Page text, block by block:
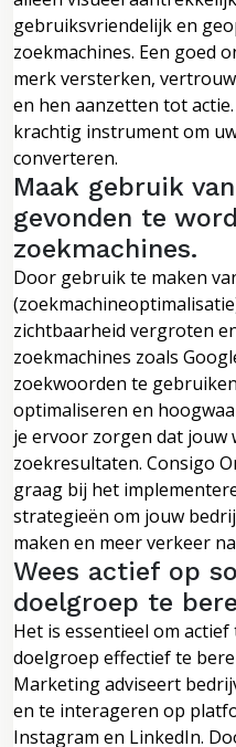
gebruiksvriendelijk en
zoekmachines. Een goed
merk versterken,
en hen aanzetten tot
krachtig instrument om
converteren.
Maak gebruik
gevonden te
zoekmachines.
Door gebruik te maken
zichtbaarheid vergroten
zoekmachines zoals
zoekwoorden te
optimaliseren en
je ervoor zorgen dat jouw
zoekresultaten. Consigo
graag bij het
strategieën om jouw
maken en meer verkeer
Wees actief op
doelgroep te
Het is essentieel om
doelgroep effectief te
Marketing adviseert
en te interageren op
Instagram en LinkedIn.